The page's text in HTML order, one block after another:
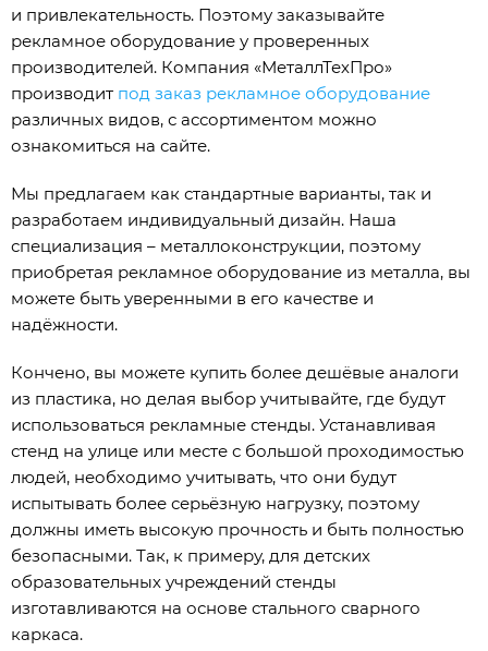
и привлекательность. Поэтому заказывайте
рекламное оборудование у проверенных
производителей. Компания «МеталлТехПро»
производит под заказ рекламное оборудование
различных видов, с ассортиментом можно
ознакомиться на сайте.
Мы предлагаем как стандартные варианты, так и
разработаем индивидуальный дизайн. Наша
специализация – металлоконструкции, поэтому
приобретая рекламное оборудование из металла, вы
можете быть уверенными в его качестве и
надёжности.
Кончено, вы можете купить более дешёвые аналоги
из пластика, но делая выбор учитывайте, где будут
использоваться рекламные стенды. Устанавливая
стенд на улице или месте с большой проходимостью
людей, необходимо учитывать, что они будут
испытывать более серьёзную нагрузку, поэтому
должны иметь высокую прочность и быть полностью
безопасными. Так, к примеру, для детских
образовательных учреждений стенды
изготавливаются на основе стального сварного
каркаса.